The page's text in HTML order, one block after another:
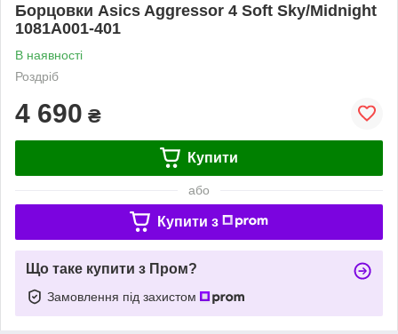
Борцовки Asics Aggressor 4 Soft Sky/Midnight
1081A001-401
В наявності
Роздріб
4 690 ₴
Купити
або
Купити з
Що таке купити з Пром?
Замовлення під захистом